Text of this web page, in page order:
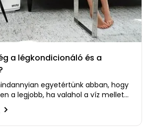
a légkondicionáló és a
egyetértünk abban, hogy
a legjobb, ha valahol a víz mellett